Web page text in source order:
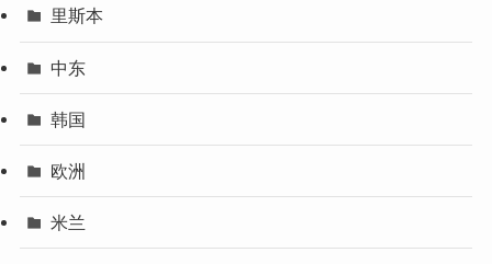
里斯本
中东
韩国
欧洲
米兰